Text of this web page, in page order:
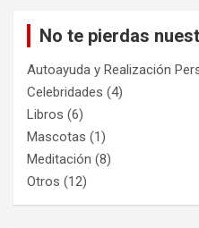
No te pierdas
Autoayuda y Realización
Celebridades (4)
Libros (6)
Mascotas (1)
Meditación (8)
Otros (12)